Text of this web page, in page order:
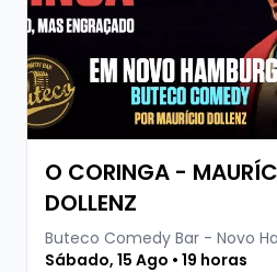
O CORINGA -
DOLLENZ
Sábado, 15 Ago • 19 horas